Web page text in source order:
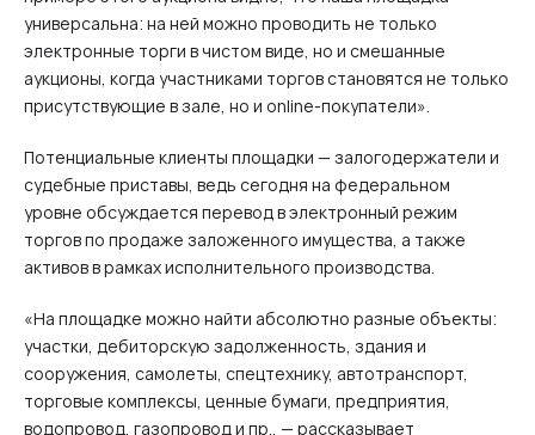
универсальна: на ней можно проводить не только
электронные торги в чистом виде, но и смешанные
аукционы, когда участниками торгов становятся не только
присутствующие в зале, но и online-покупатели».
Потенциальные клиенты площадки — залогодержатели и
судебные приставы, ведь сегодня на федеральном
уровне обсуждается перевод в электронный режим
торгов по продаже заложенного имущества, а также
активов в рамках исполнительного производства.
«На площадке можно найти абсолютно разные объекты:
участки, дебиторскую задолженность, здания и
сооружения, самолеты, спецтехнику, автотранспорт,
торговые комплексы, ценные бумаги, предприятия,
водопровод, газопровод и пр., — рассказывает